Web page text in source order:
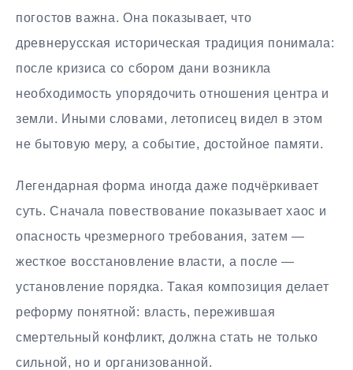
погостов важна. Она показывает, что
древнерусская историческая традиция понимала:
после кризиса со сбором дани возникла
необходимость упорядочить отношения центра и
земли. Иными словами, летописец видел в этом
не бытовую меру, а событие, достойное памяти.
Легендарная форма иногда даже подчёркивает
суть. Сначала повествование показывает хаос и
опасность чрезмерного требования, затем —
жесткое восстановление власти, а после —
установление порядка. Такая композиция делает
реформу понятной: власть, пережившая
смертельный конфликт, должна стать не только
сильной, но и организованной.